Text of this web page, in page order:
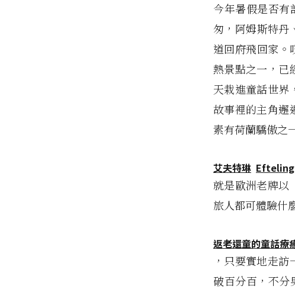
今年暑假是否
匆，阿姆斯特丹
道回府飛回家。
熱景點之一，已
天栽進童話世界
故事裡的主角邂
素有荷蘭驕傲之
艾夫特琳 Efteling
就是歐洲老牌以
旅人都可體驗什
返老還童的童話療
，只要實地走
破百分百，不